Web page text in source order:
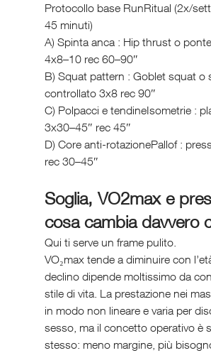
Protocollo base RunRitual (2x/
45 minuti)
A) Spinta anca : Hip thrust o
4x8–10 rec 60–90″
B) Squat pattern : Goblet squat o
controllato 3x8 rec 90″
C) Polpacci e tendineIsometrie :
3x30–45″ rec 45″
D) Core anti-rotazionePallof :
rec 30–45″
Soglia, VO2max e
cosa cambia davvero
Qui ti serve un frame pulito.
VO₂max tende a diminuire con
declino dipende moltissimo da
stile di vita. La prestazione nei
in modo non lineare e varia per
sesso, ma il concetto operativo è
stesso: meno margine, più